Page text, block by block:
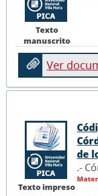
Texto
manuscrito
Ver
Texto impreso
de
.-